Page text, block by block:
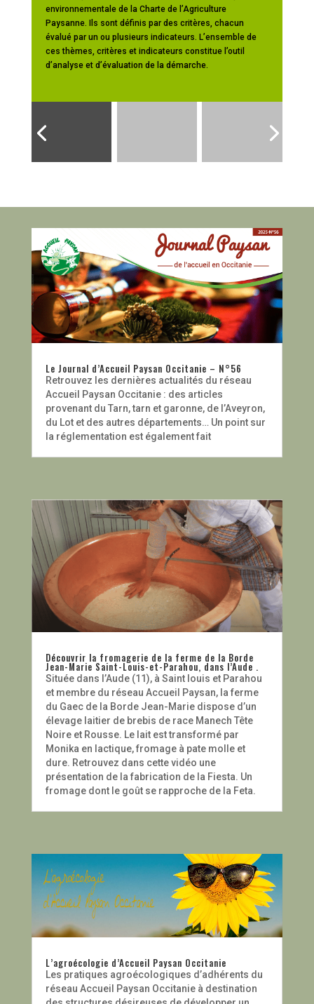
environnementale de la Charte de l’Agriculture
Paysanne. Ils sont définis par des critères, chacun
évalué par un ou plusieurs indicateurs. L’ensemble de
ces thèmes, critères et indicateurs constitue l’outil
d’analyse et d’évaluation de la démarche.
Le Journal d’Accueil Paysan Occitanie – N°56
Retrouvez les dernières actualités du réseau
Accueil Paysan Occitanie : des articles
provenant du Tarn, tarn et garonne, de l’Aveyron,
du Lot et des autres départements… Un point sur
la réglementation est également fait
Découvrir la fromagerie de la ferme de la Borde
Jean-Marie Saint-Louis-et-Parahou, dans l’Aude .
Située dans l’Aude (11), à Saint louis et Parahou
et membre du réseau Accueil Paysan, la ferme
du Gaec de la Borde Jean-Marie dispose d’un
élevage laitier de brebis de race Manech Tête
Noire et Rousse. Le lait est transformé par
Monika en lactique, fromage à pate molle et
dure. Retrouvez dans cette vidéo une
présentation de la fabrication de la Fiesta. Un
fromage dont le goût se rapproche de la Feta.
L’agroécologie d’Accueil Paysan Occitanie
Les pratiques agroécologiques d’adhérents du
réseau Accueil Paysan Occitanie à destination